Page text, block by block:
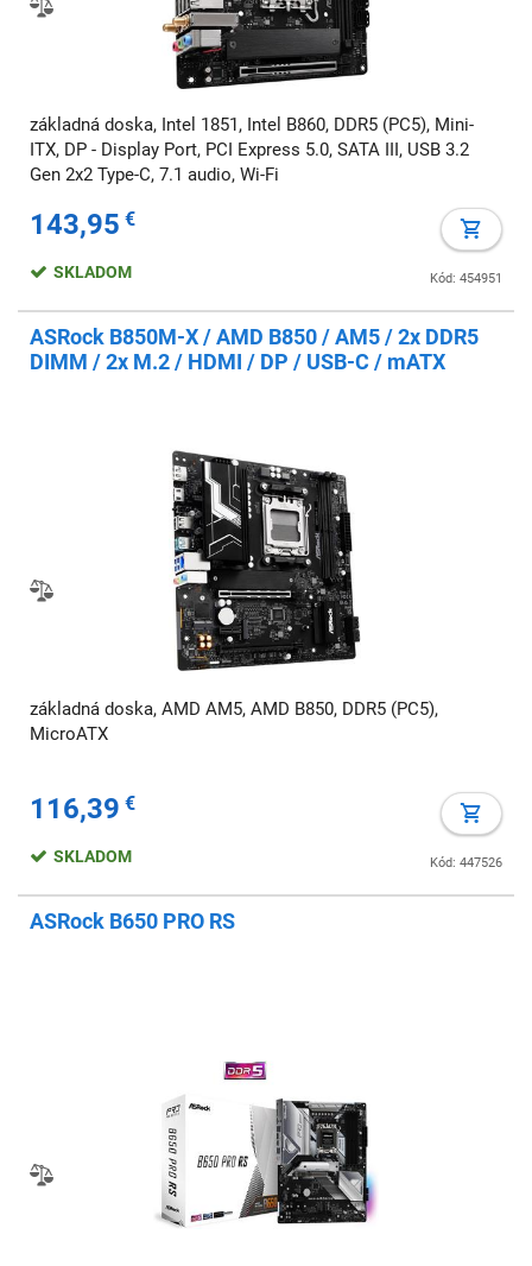
základná doska, Intel 1851, Intel B860, DDR5 (PC5), Mini-
ITX, DP - Display Port, PCI Express 5.0, SATA III, USB 3.2
Gen 2x2 Type-C, 7.1 audio, Wi-Fi
143,95 €
Kód: 454951
SKLADOM
ASRock B850M-X / AMD B850 / AM5 / 2x DDR5
DIMM / 2x M.2 / HDMI / DP / USB-C / mATX
základná doska, AMD AM5, AMD B850, DDR5 (PC5),
MicroATX
116,39 €
Kód: 447526
SKLADOM
ASRock B650 PRO RS